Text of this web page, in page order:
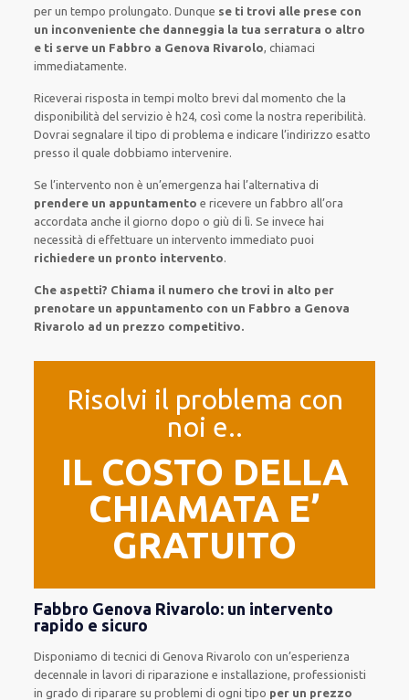
per un tempo prolungato.Dunque se ti trovi alle prese con
un inconveniente che danneggia la tua serratura o altro
e ti serve un Fabbro a Genova Rivarolo,chiamaci
immediatamente.
Riceverai risposta in tempi molto brevidal momento che la
disponibilità del servizio è h24, così come la nostra reperibilità.
Dovrai segnalare il tipo di problemae indicare l’indirizzo esatto
presso il quale dobbiamointervenire.
Se l’intervento non è un’emergenza hai l’alternativa di
prendere un appuntamento ericevere un fabbro all’ora
accordata anche il giornodopo o giù di lì. Se invece hai
necessità di effettuare un interventoimmediato puoi
richiedere un pronto intervento.
Che aspetti? Chiama il numero che trovi in alto per
prenotare un appuntamento con un Fabbro a Genova
Rivarolo ad un prezzo competitivo.
Risolvi il problema con
noi e..
IL COSTO DELLA
CHIAMATA E’
GRATUITO
Fabbro Genova Rivarolo: un intervento
rapido e sicuro
Disponiamo ditecnici di Genova Rivarolo con un’esperienza
decennalein lavori di riparazione e installazione, professionisti
in grado di riparare su problemi di ogni tipo per un prezzo